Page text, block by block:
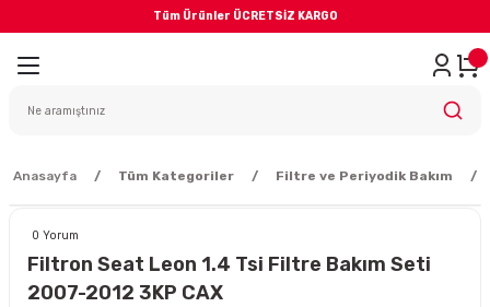
Tüm Ürünler ÜCRETSİZ KARGO
Geri Dön
Anasayfa Tüm Kategoriler Filtre ve Periyodik Bakım
0 Yorum
Filtron Seat Leon 1.4 Tsi Filtre Bakım Seti
2007-2012 3KP CAX